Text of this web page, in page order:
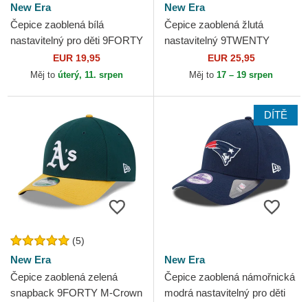
New Era
Čepice zaoblená bílá
nastavitelný pro děti 9FORTY
League Essential New York
Yankees MLB New Era
EUR 19,95
Měj to úterý, 11. srpen
New Era
Čepice zaoblená žlutá
nastavitelný 9TWENTY
League Essential Midi New
York Yankees MLB New Era
EUR 25,95
Měj to 17 – 19 srpen
(5)
New Era
Čepice zaoblená zelená
snapback 9FORTY M-Crown
DÍTĚ
New Era
Čepice zaoblená námořnická
modrá nastavitelný pro děti